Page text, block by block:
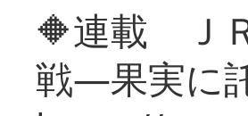
🔶連載 Ｊ
戦―果実に